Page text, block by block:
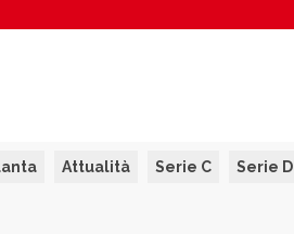
Attualità Serie C Serie D